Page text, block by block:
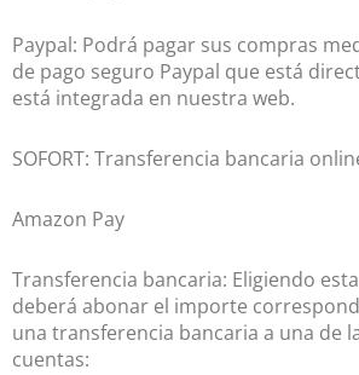
Paypal: Podrá pagar sus compras
de pago seguro Paypal que está
está integrada en nuestra web.
SOFORT: Transferencia bancaria
Amazon Pay
Transferencia bancaria: Eligiendo
deberá abonar el importe
una transferencia bancaria a una de
cuentas: